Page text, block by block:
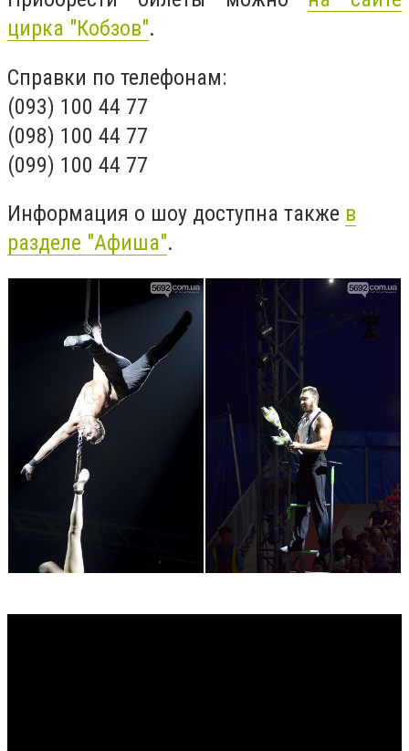
цирка "Кобзов".
Справки по телефонам:
(093) 100 44 77
(098) 100 44 77
(099) 100 44 77
Информация о шоу доступна также в
разделе "Афиша".